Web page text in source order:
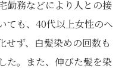
勤務などにより人との接
ても、40代以上女性のヘ
せず、白髪染めの回数も
た。また、伸びた髪を染